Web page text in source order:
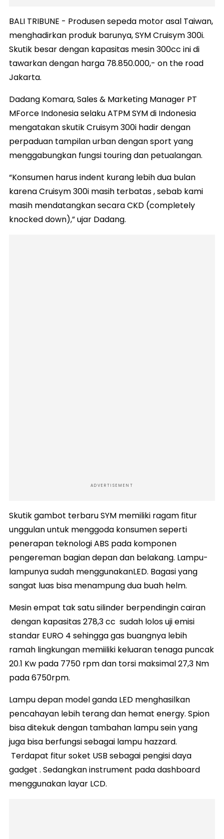
BALI TRIBUNE - Produsen sepeda motor asal Taiwan,
menghadirkan produk barunya, SYM Cruisym 300i.
Skutik besar dengan kapasitas mesin 300cc ini di
tawarkan dengan harga 78.850.000,- on the road
Jakarta.
Dadang Komara, Sales & Marketing Manager PT
MForce Indonesia selaku ATPM SYM di Indonesia
mengatakan skutik Cruisym 300i hadir dengan
perpaduan tampilan urban dengan sport yang
menggabungkan fungsi touring dan petualangan.
“Konsumen harus indent kurang lebih dua bulan
karena Cruisym 300i masih terbatas , sebab kami
masih mendatangkan secara CKD (completely
knocked down),” ujar Dadang.
ADVERTISEMENT
Skutik gambot terbaru SYM memiliki ragam fitur
unggulan untuk menggoda konsumen seperti
penerapan teknologi ABS pada komponen
pengereman bagian depan dan belakang. Lampu-
lampunya sudah menggunakanLED. Bagasi yang
sangat luas bisa menampung dua buah helm.
Mesin empat tak satu silinder berpendingin cairan
dengan kapasitas 278,3 cc sudah lolos uji emisi
standar EURO 4 sehingga gas buangnya lebih
ramah lingkungan memiiliki keluaran tenaga puncak
20.1 Kw pada 7750 rpm dan torsi maksimal 27,3 Nm
pada 6750rpm.
Lampu depan model ganda LED menghasilkan
pencahayan lebih terang dan hemat energy. Spion
bisa ditekuk dengan tambahan lampu sein yang
juga bisa berfungsi sebagai lampu hazzard.
Terdapat fitur soket USB sebagai pengisi daya
gadget . Sedangkan instrument pada dashboard
menggunakan layar LCD.